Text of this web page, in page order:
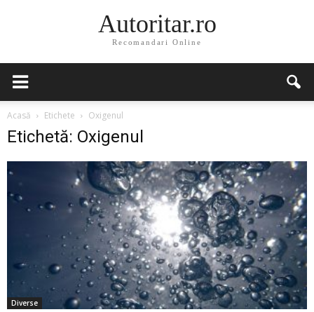
Autoritar.ro
Recomandari Online
Acasă Etichete Oxigenul
Etichetă: Oxigenul
Diverse